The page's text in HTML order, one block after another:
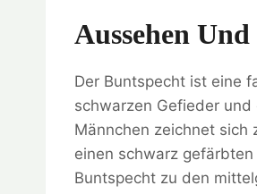
Aussehen
Der Buntspecht ist eine
schwarzen Gefieder
Männchen zeichnet sich
einen schwarz
Buntspecht zu den